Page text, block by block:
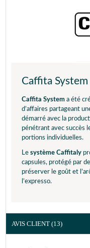
Caffita System
Caffita System a été
d’affaires partageant
démarré avec la
pénétrant avec succès
portions individuelles.
Le système Caffitaly
capsules, protégé par
préserver le goût et
l’expresso.
AVIS CLIENT (13)